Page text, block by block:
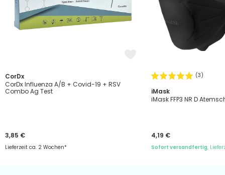
CorDx
CorDx Influenza A/B + Covid-19 + RSV
Combo Ag Test
3,85 €
Lieferzeit ca. 2 Wochen*
(3)
iMask
iMask FFP3 NR D
4,19 €
Sofort versandfertig,